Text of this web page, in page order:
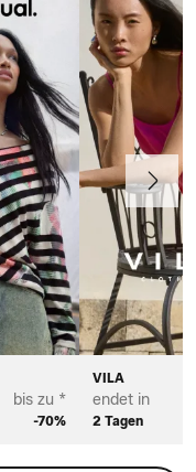
bis zu *
-70%
VILA
endet in
2 Tagen
Weiter